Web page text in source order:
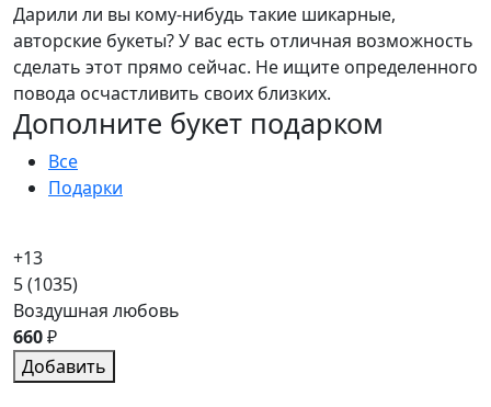
Дарили ли вы кому-нибудь такие шикарные,
авторские букеты? У вас есть отличная возможность
сделать этот прямо сейчас. Не ищите определенного
повода осчастливить своих близких.
Дополните букет подарком
Все
Подарки
+13
5(1035)
Воздушная любовь
660₽
Добавить